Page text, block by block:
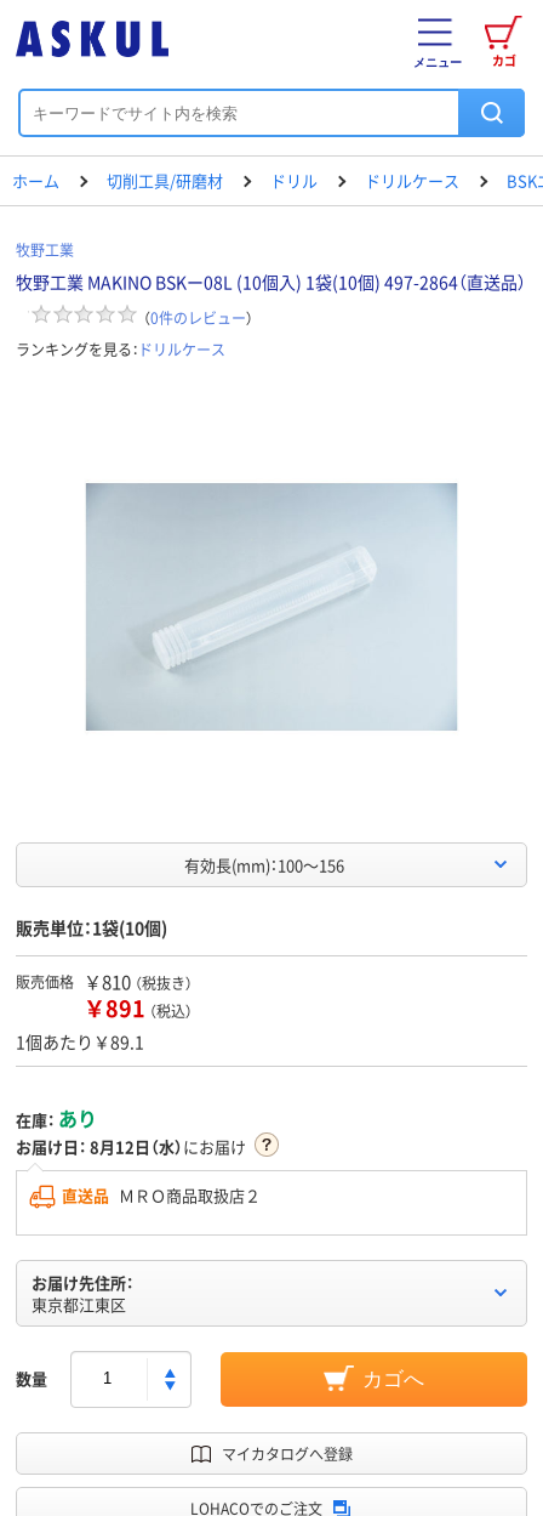
カゴ
メニュー
ホーム 切削工具/研磨材 ドリル ドリルケース BSK
牧野工業
牧野工業 MAKINO BSKー08L (10個入) 1袋(10個) 497-2864（直送品）
（0件のレビュー）
ランキングを見る： ドリルケース
有効長(mm)：100～156
販売単位：1袋(10個)
販売価格 ￥810 （税抜き）
￥891 （税込）
1個あたり￥89.1
在庫： あり
お届け日： 8月12日（水）にお届け
直送品 ＭＲＯ商品取扱店２
お届け先住所：
東京都江東区
数量 カゴへ
マイカタログへ登録
LOHACOでのご注文